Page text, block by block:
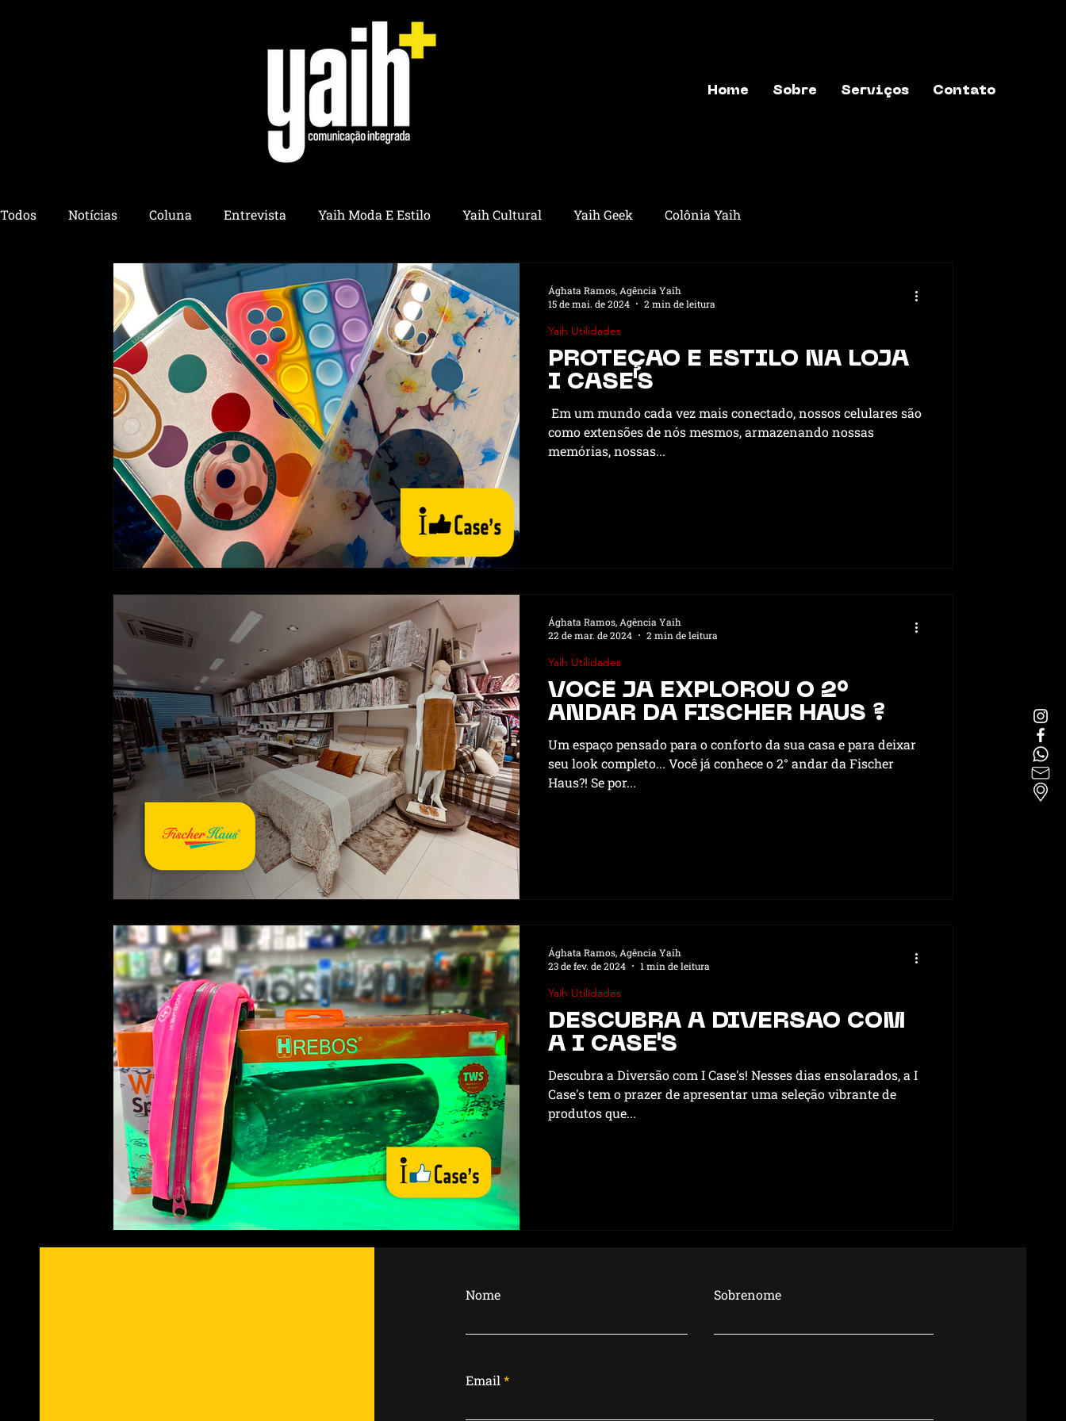
Home Sobre Serviços Contato
Todos Notícias Coluna Entrevista Yaih Moda E Estilo Yaih Cultural Yaih Geek Colônia Yaih
Yaih Culinária Yaih Educação Yaih Pet Yaih Saúde Yaih Música
Yaih Utilidades Yaih Ambiental Yaih Reflexões Yaih Finanças
Yaih Verão Oferecimento COOPAR Alimentos Oferecimento BERWALDT Pneus
Oferecimento Óptica PARIS Oferecimento DANIEL ZIELKE TURISMO Oferecimento PLAY Padel
Oferecimento Agregar Consultoria Oferecimento Souza Radtke
PROTEÇÃO E ESTILO NA LOJA
I CASE'S
‌ Em um mundo cada vez mais conectado, nossos celulares são
como extensões de nós mesmos, armazenando nossas
memórias, nossas...
Yaih Utilidades
Ághata Ramos, Agência Yaih
15 de mai. de 2024
2 min de leitura
VOCÊ JÁ EXPLOROU O 2°
ANDAR DA FISCHER HAUS ?
Um espaço pensado para o conforto da sua casa e para deixar
seu look completo... Você já conhece o 2° andar da Fischer
Haus?! Se por...
Yaih Utilidades
Ághata Ramos, Agência Yaih
22 de mar. de 2024
2 min de leitura
DESCUBRA A DIVERSÃO COM
A I CASE'S
Descubra a Diversão com I Case's! Nesses dias ensolarados, a I
Case's tem o prazer de apresentar uma seleção vibrante de
produtos que...
Yaih Utilidades
Ághata Ramos, Agência Yaih
23 de fev. de 2024
1 min de leitura
Nome Sobrenome
Email